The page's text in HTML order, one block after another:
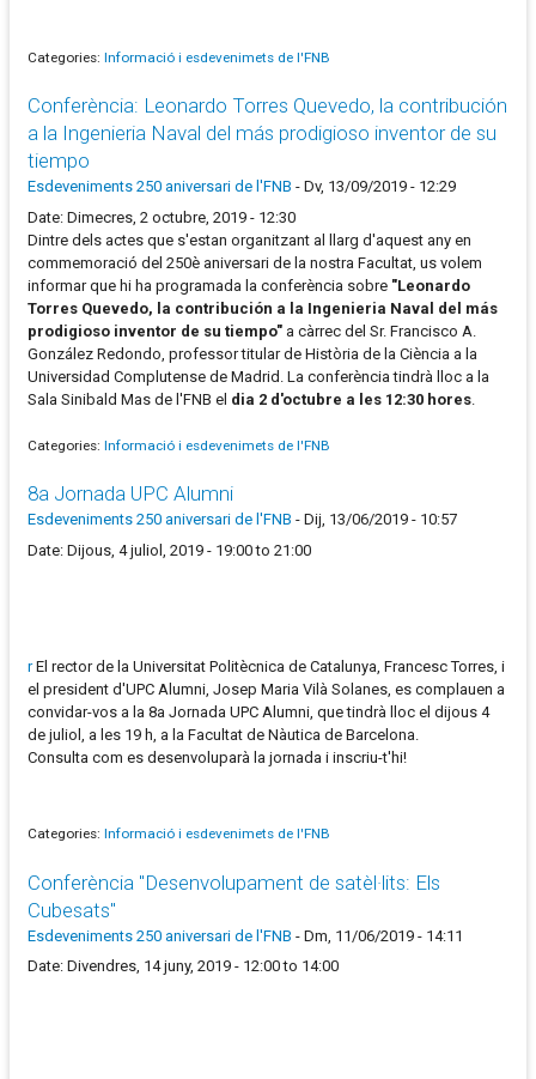
Categories: Informació i esdevenimets de l'FNB
Conferència: Leonardo Torres Quevedo, la contribución
a la Ingenieria Naval del más prodigioso inventor de su
tiempo
Esdeveniments 250 aniversari de l'FNB - Dv, 13/09/2019 - 12:29
Date: Dimecres, 2 octubre, 2019 - 12:30
Dintre dels actes que s'estan organitzant al llarg d'aquest any en
commemoració del 250è aniversari de la nostra Facultat, us volem
informar que hi ha programada la conferència sobre "Leonardo
Torres Quevedo, la contribución a la Ingenieria Naval del más
prodigioso inventor de su tiempo" a càrrec del Sr. Francisco A.
González Redondo, professor titular de Història de la Ciència a la
Universidad Complutense de Madrid. La conferència tindrà lloc a la
Sala Sinibald Mas de l'FNB el dia 2 d'octubre a les 12:30 hores
Categories: Informació i esdevenimets de l'FNB
8a Jornada UPC Alumni
Esdeveniments 250 aniversari de l'FNB - Dij, 13/06/2019 - 10:57
Date: Dijous, 4 juliol, 2019 - 19:00 to 21:00
rEl rector de la Universitat Politècnica de Catalunya, Francesc Torres, i
el president d'UPC Alumni, Josep Maria Vilà Solanes, es complauen a
convidar-vos a la 8a Jornada UPC Alumni, que tindrà lloc el dijous 4
de juliol, a les 19 h, a la Facultat de Nàutica de Barcelona.
Consulta com es desenvoluparà la jornada i inscriu-t'hi!
Categories: Informació i esdevenimets de l'FNB
Conferència "Desenvolupament de satèl·lits: Els
Cubesats"
Esdeveniments 250 aniversari de l'FNB - Dm, 11/06/2019 - 14:11
Date: Divendres, 14 juny, 2019 - 12:00 to 14:00